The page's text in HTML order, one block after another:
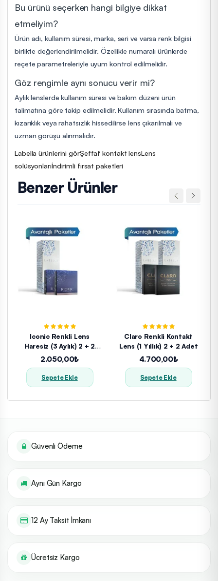
Bu ürünü seçerken hangi bilgiye dikkat
etmeliyim?
Ürün adı, kullanım süresi, marka, seri ve varsa renk bilgisi
birlikte değerlendirilmelidir. Özellikle numaralı ürünlerde
reçete parametreleriyle uyum kontrol edilmelidir.
Göz rengimle aynı sonucu verir mi?
Aylık lenslerde kullanım süresi ve bakım düzeni ürün
talimatına göre takip edilmelidir. Kullanım sırasında batma,
kızarıklık veya rahatsızlık hissedilirse lens çıkarılmalı ve
uzman görüşü alınmalıdır.
Labella ürünlerini görŞeffaf kontakt lensLens
solüsyonlarıİndirimli fırsat paketleri
Benzer Ürünler
Iconic Renkli Lens
Haresiz (3 Aylık) 2 + 2
Adet
2.050,00₺
Sepete Ekle
Claro Renkli Kontakt
Lens (1 Yıllık) 2 + 2 Adet
4.700,00₺
Sepete Ekle
Güvenli Ödeme
Aynı Gün Kargo
12 Ay Taksit İmkanı
Ücretsiz Kargo